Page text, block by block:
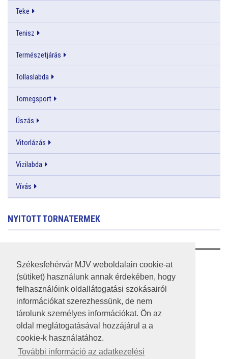
Székesfehérvár MJV weboldalain cookie-at
(sütiket) használunk annak érdekében, hogy
felhasználóink oldallátogatási szokásairól
információkat szerezhessünk, de nem
tárolunk személyes információkat. Ön az
oldal meglátogatásával hozzájárul a a
cookie-k használatához.
További információ az adatkezelési
Teke
Tenisz
Természetjárás
Tollaslabda
Tömegsport
Úszás
Vitorlázás
Vizilabda
Vívás
NYITOTT TORNATERMEK
RSS
A HONLAP 2017.03.31-I ÁLLAPOTA
JOGI NYILATKOZAT
IMPRESSZUM